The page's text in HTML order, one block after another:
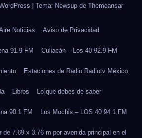
Tema: Newsup de Themeansar
Noticias Aviso de Privacidad
91.9 FM Culiacán – Los 40 92.9 FM
Estaciones de Radio Radiotv México
Libros Lo que debes de saber
90.1 FM Los Mochis – LOS 40 94.1 FM
de 7.69 x 3.76 m por avenida principal en el